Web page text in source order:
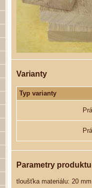
Varianty
Typ varianty
Parametry produktu
tloušťka materiálu: 20 mm